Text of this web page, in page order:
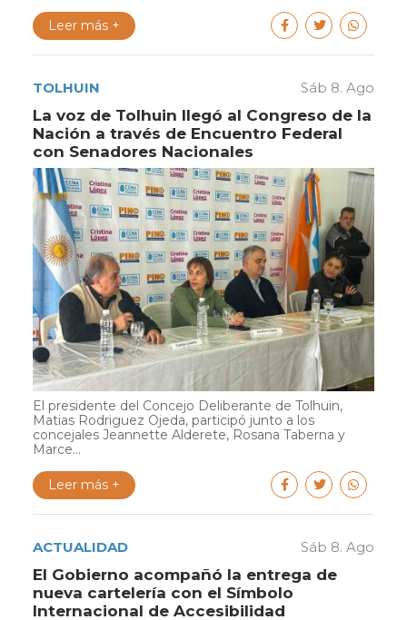
Leer más +
TOLHUIN Sáb 8. Ago
La voz de Tolhuin llegó al Congreso de la
Nación a través de Encuentro Federal
con Senadores Nacionales
El presidente del Concejo Deliberante de Tolhuin,
Matias Rodriguez Ojeda, participó junto a los
concejales Jeannette Alderete, Rosana Taberna y
Marce...
Leer más +
ACTUALIDAD Sáb 8. Ago
El Gobierno acompañó la entrega de
nueva cartelería con el Símbolo
Internacional de Accesibilidad